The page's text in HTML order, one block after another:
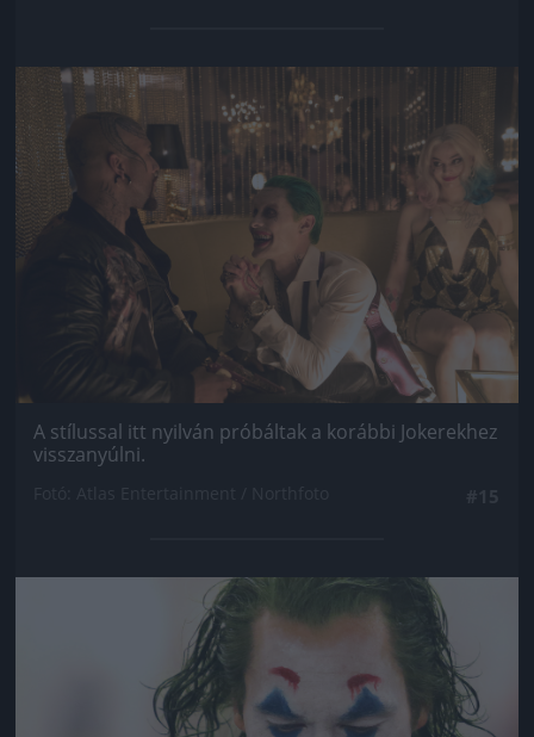
Jön még kép!
A stílussal itt nyilván próbáltak a korábbi Jokerekhez
visszanyúlni.
Jön még kép!